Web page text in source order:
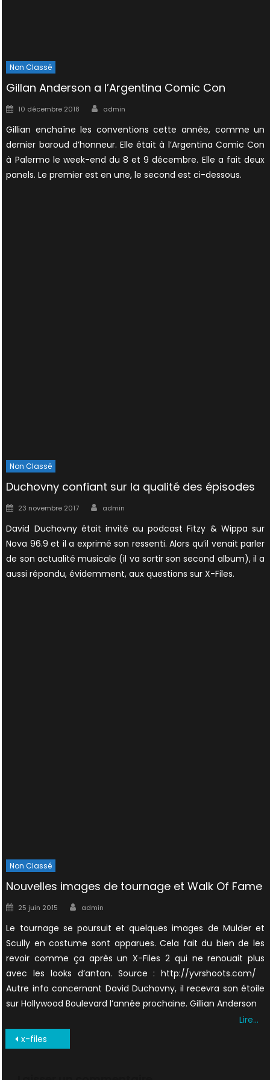
Non Classé
Gillan Anderson a l’Argentina Comic Con
Posted
10 décembre 2018 Author
admin
Gillian enchaîne les conventions cette année, comme un
dernier baroud d’honneur. Elle était à l’Argentina Comic Con
à Palermo le week-end du 8 et 9 décembre. Elle a fait deux
panels. Le premier est en une, le second est ci-dessous.
Non Classé
Duchovny confiant sur la qualité des épisodes
Posted
23 novembre 2017 Author
admin
David Duchovny était invité au podcast Fitzy & Wippa sur
Nova 96.9 et il a exprimé son ressenti. Alors qu’il venait parler
de son actualité musicale (il va sortir son second album), il a
aussi répondu, évidemment, aux questions sur X-Files.
Non Classé
Nouvelles images de tournage et Walk Of Fame
Posted
25 juin 2015 Author
admin
Le tournage se poursuit et quelques images de Mulder et
Scully en costume sont apparues. Cela fait du bien de les
revoir comme ça après un X-Files 2 qui ne renouait plus
avec les looks d’antan. Source : http://yvrshoots.com/
Autre info concernant David Duchovny, il recevra son étoile
sur Hollywood Boulevard l’année prochaine. Gillian Anderson
Lire…
Navigation
x-files